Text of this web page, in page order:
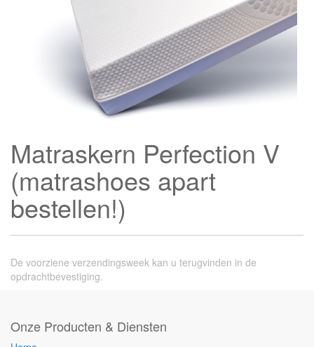
Matraskern Perfection V
(matrashoes apart
bestellen!)
De voorziene verzendingsweek kan u terugvinden in de
opdrachtbevestiging.
Onze Producten & Diensten